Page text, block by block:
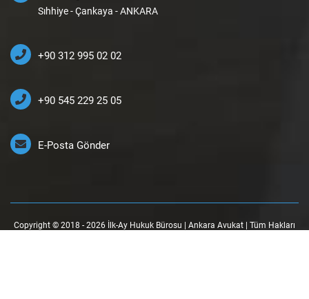
Sıhhiye - Çankaya - ANKARA
+90 312 995 02 02
+90 545 229 25 05
E-Posta Gönder
Copyright © 2018 - 2026 İlk-Ay Hukuk Bürosu | Ankara Avukat | Tüm Hakları